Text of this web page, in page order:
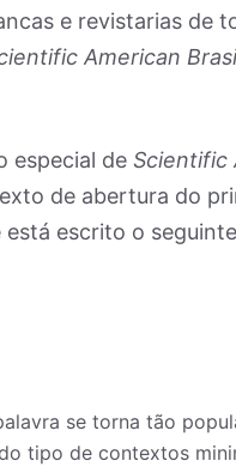
e revistarias de
American
especial de Scientific
de abertura do
escrito o
se torna tão
tipo de contextos